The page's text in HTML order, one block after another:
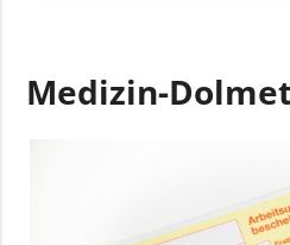
Medizin-